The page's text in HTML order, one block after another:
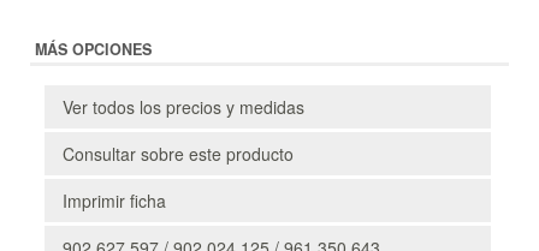
MÁS OPCIONES
Ver todos los precios y medidas
Consultar sobre este producto
Imprimir ficha